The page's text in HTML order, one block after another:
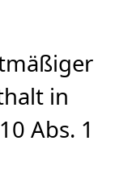
in
Abs. 1